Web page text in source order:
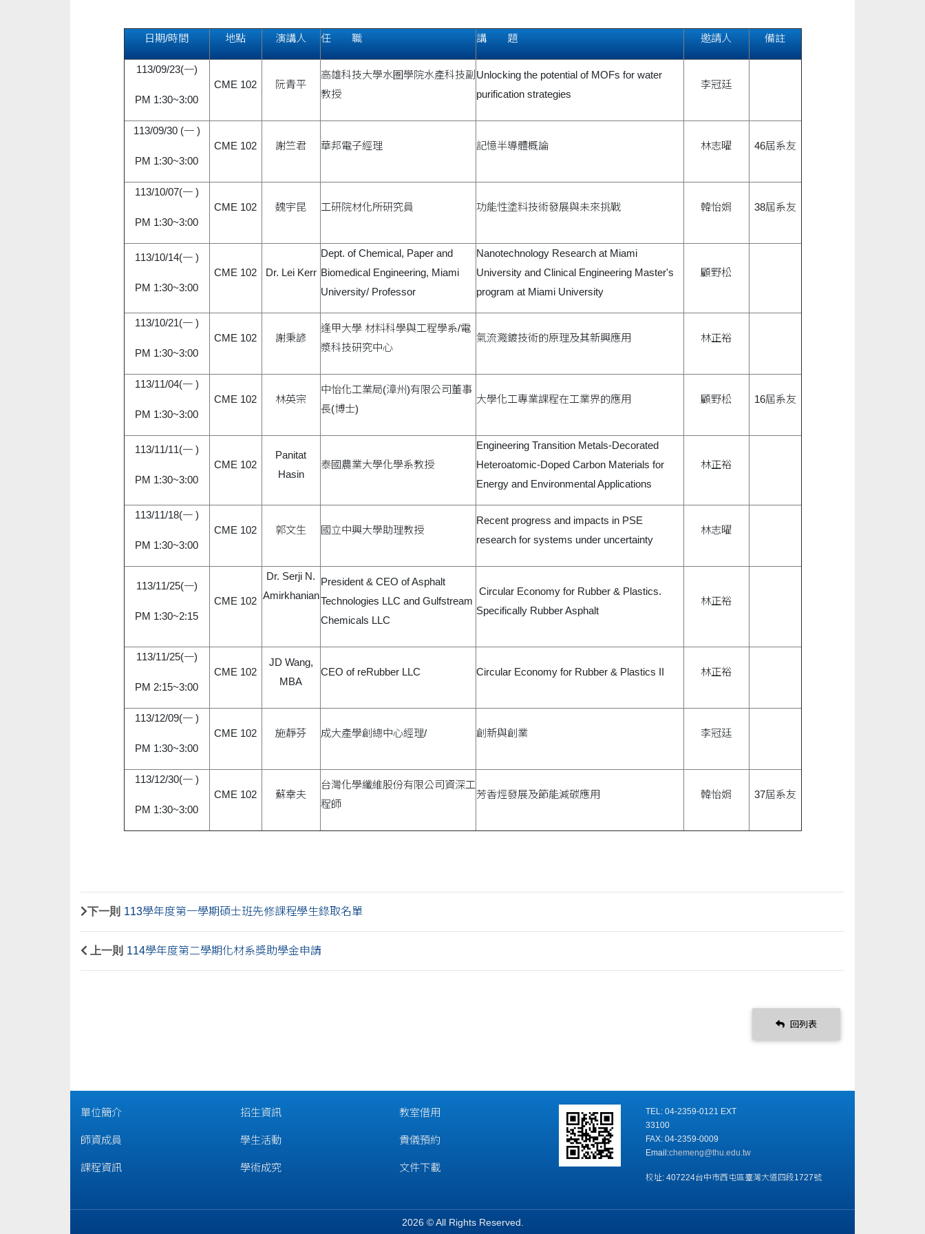
日期/時間 地點 演講人 任 職 講 題 邀請人 備註
113/09/23(一)
PM 1:30~3:00
CME 102 阮青平
高雄科技大學水圈學院水產科技副
教授
Unlocking the potential of MOFs for water
purification strategies
李冠廷
113/09/30 (一 )
PM 1:30~3:00
CME 102 謝竺君 華邦電子經理 記憶半導體概論 林志曜 46屆系友
113/10/07(一 )
PM 1:30~3:00
CME 102 魏宇昆 工研院材化所研究員 功能性塗料技術發展與未來挑戰 韓怡娟 38屆系友
113/10/14(一 )
PM 1:30~3:00
CME 102 Dr. Lei Kerr
Dept. of Chemical, Paper and
Biomedical Engineering, Miami
University/ Professor
Nanotechnology Research at Miami
University and Clinical Engineering Master's
program at Miami University
顧野松
113/10/21(一 )
PM 1:30~3:00
CME 102 謝秉諺
逢甲大學 材料科學與工程學系/電
漿科技研究中心
氣流濺鍍技術的原理及其新興應用 林正裕
113/11/04(一 )
PM 1:30~3:00
CME 102 林英宗
中怡化工業局(漳州)有限公司董事
長(博士)
大學化工專業課程在工業界的應用 顧野松 16屆系友
113/11/11(一 )
PM 1:30~3:00
CME 102
Panitat
Hasin
泰國農業大學化學系教授
Engineering Transition Metals-Decorated
Heteroatomic-Doped Carbon Materials for
Energy and Environmental Applications
林正裕
113/11/18(一 )
PM 1:30~3:00
CME 102 郭文生 國立中興大學助理教授
Recent progress and impacts in PSE
research for systems under uncertainty
林志曜
113/11/25(一)
PM 1:30~2:15
CME 102
Dr. Serji N.
Amirkhanian
President & CEO of Asphalt
Technologies LLC and Gulfstream
Chemicals LLC
Circular Economy for Rubber & Plastics.
Specifically Rubber Asphalt
林正裕
113/11/25(一)
PM 2:15~3:00
CME 102
JD Wang,
MBA
CEO of reRubber LLC Circular Economy for Rubber & Plastics II 林正裕
113/12/09(一 )
PM 1:30~3:00
CME 102 施靜芬 成大產學創總中心經理/ 創新與創業 李冠廷
113/12/30(一 )
PM 1:30~3:00
CME 102 蘇幸夫
台灣化學纖維股份有限公司資深工
程師
芳香烴發展及節能減碳應用 韓怡娟 37屆系友
下一則 113學年度第一學期碩士班先修課程學生錄取名單
上一則 114學年度第二學期化材系獎助學金申請
回列表
單位簡介
師資成員
課程資訊
招生資訊
學生活動
學術成究
教室借用
貴儀預約
文件下載
TEL: 04-2359-0121 EXT
33100
FAX: 04-2359-0009
Email:chemeng@thu.edu.tw
校址: 407224台中市西屯區臺灣大道四段1727號
2026 © All Rights Reserved.